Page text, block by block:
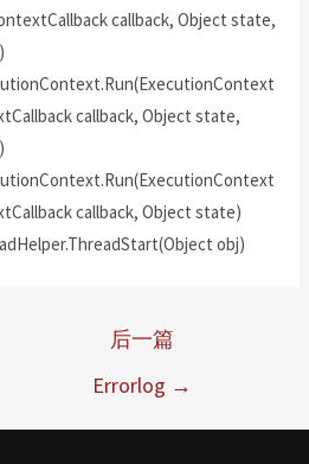
callback, Object state,
callback, Object state,
callback, Object state)
obj)
后一篇
Errorlog →